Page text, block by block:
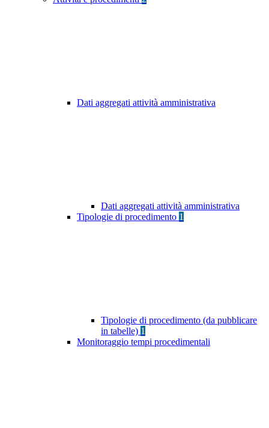
Dati aggregati attività amministrativa
Dati aggregati attività amministrativa
Tipologie di procedimento 1
Tipologie di procedimento (da pubblicare
in tabelle) 1
Monitoraggio tempi procedimentali